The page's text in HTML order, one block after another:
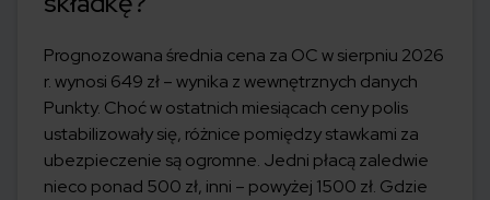
Prognozowana średnia cena za OC w sierpniu 2026
r. wynosi 649 zł – wynika z wewnętrznych danych
Punkty. Choć w ostatnich miesiącach ceny polis
ustabilizowały się, różnice pomiędzy stawkami za
ubezpieczenie są ogromne. Jedni płacą zaledwie
nieco ponad 500 zł, inni – powyżej 1500 zł. Gdzie